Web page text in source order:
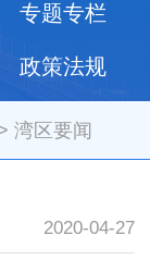
专题专栏
政策法规
湾区要闻
2020-04-27